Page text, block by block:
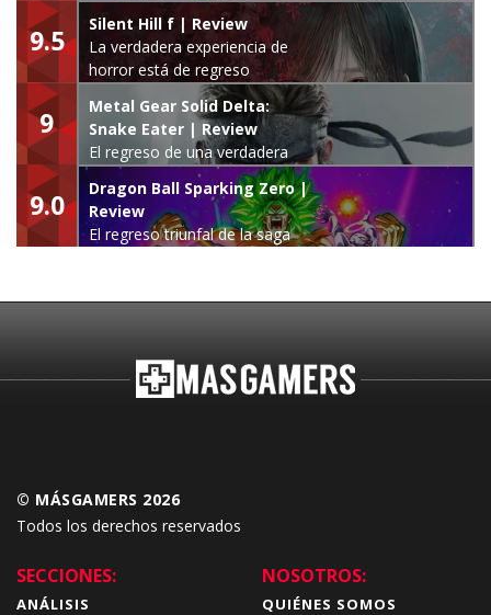
9.5
Silent Hill f | Review
La verdadera experiencia de
horror está de regreso
9
Metal Gear Solid Delta:
Snake Eater | Review
El regreso de una verdadera
leyenda
9.0
Dragon Ball Sparking Zero |
Review
El regreso triunfal de la saga
© MÁSGAMERS 2026
Todos los derechos reservados
SECCIONES:
ANÁLISIS
NOSOTROS:
QUIÉNES SOMOS